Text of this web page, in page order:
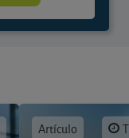
Artículo